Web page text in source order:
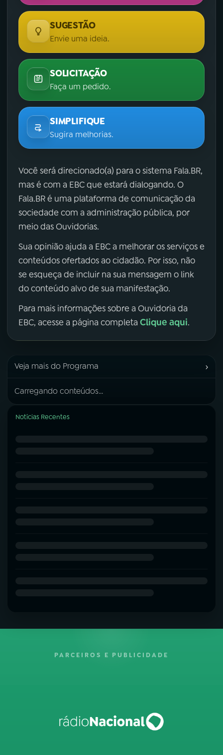
SUGESTÃO
Envie uma ideia.
SOLICITAÇÃO
Faça um pedido.
SIMPLIFIQUE
Sugira melhorias.
Você será direcionado(a) para o sistema Fala.BR,
mas é com a EBC que estará dialogando. O
Fala.BR é uma plataforma de comunicação da
sociedade com a administração pública, por
meio das Ouvidorias.
Sua opinião ajuda a EBC a melhorar os serviços e
conteúdos ofertados ao cidadão. Por isso, não
se esqueça de incluir na sua mensagem o link
do conteúdo alvo de sua manifestação.
Para mais informações sobre a Ouvidoria da
EBC, acesse a página completa Clique aqui.
Veja mais do Programa ›
Carregando conteúdos...
Notícias Recentes
PARCEIROS E PUBLICIDADE